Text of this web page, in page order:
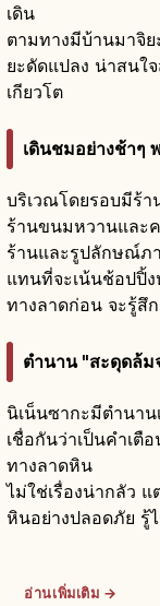
เดิน
ตามทางมีบ้านมาจิ
ยะดัดแปลง น่าสนใ
เกียวโต
เดินชมอย่างช้าๆ
บริเวณโดยรอบมีร้า
ร้านขนมหวานและค
ร้านและรูปลักษณ์ภ
แทนที่จะเน้นช้อปปิ้
ทางลาดก่อน จะรู้สึ
ตำนาน "สะดุดล้ม
นิเน็นซากะมีตำนาน
เชื่อกันว่าเป็นคำเตื
ทางลาดหิน
ไม่ใช่เรื่องน่ากลัว
หินอย่างปลอดภัย รู้
อ่านเพิ่มเติม →